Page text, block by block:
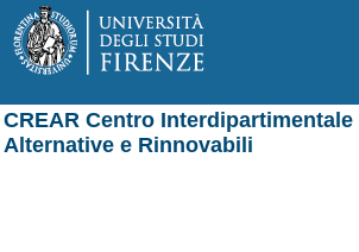
CREAR Centro
Alternative e Rinnovabili